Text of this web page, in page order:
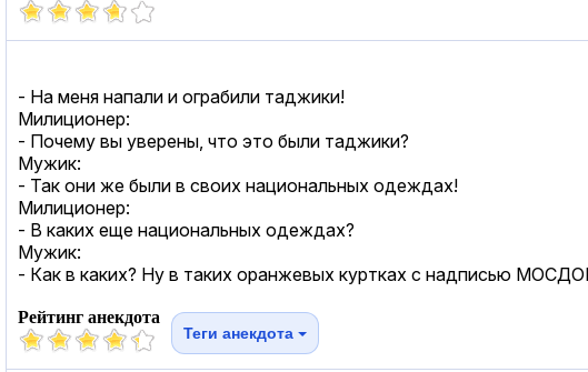
- На меня напали и ограбили таджики!
Милиционер:
- Почему вы уверены, что это были таджики?
Мужик:
- Так они же были в своих национальных одеждах!
Милиционер:
- В каких еще национальных одеждах?
Мужик:
- Как в каких? Ну в таких оранжевых куртках с надписью
Рейтинг анекдота
Теги анекдота